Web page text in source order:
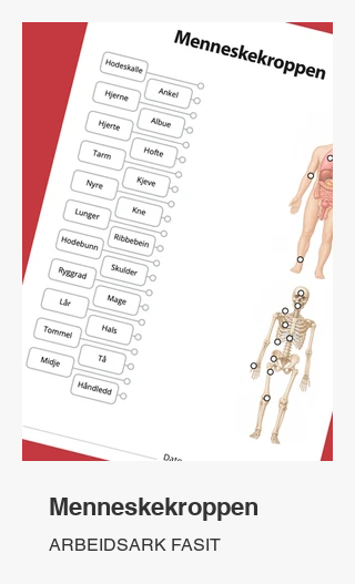
Menneskekroppen
ARBEIDSARK FASIT